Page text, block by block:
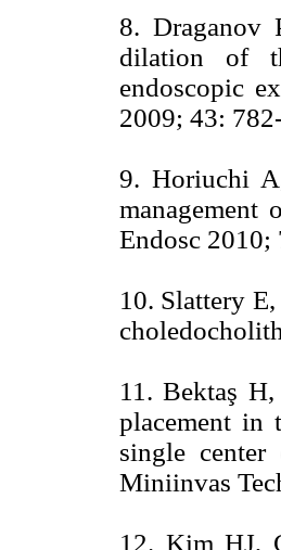
8. Draganov
dilation of
endoscopic
2009; 43:
9. Horiuchi
management
Endosc
10. Slattery
11. Bektaş
placement in
single
Miniinvas
12. Kim HJ,